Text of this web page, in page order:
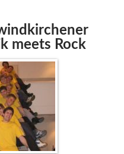
meets Rock